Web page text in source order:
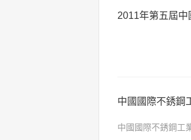
2011年第五屆
中國國際不銹鋼
中國國際不銹鋼工